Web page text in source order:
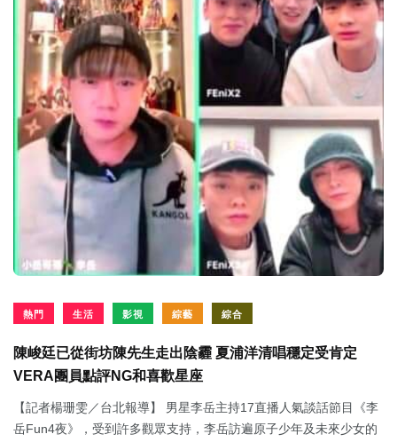
熱門 生活 影視 綜藝 綜合
陳峻廷已從街坊陳先生走出陰霾 夏浦洋清唱穩定受肯定
VERA團員點評NG和喜歡星座
【記者楊珊雯／台北報導】 男星李岳主持17直播人氣談話節目《李
岳Fun4夜》，受到許多觀眾支持，李岳訪遍原子少年及未來少女的